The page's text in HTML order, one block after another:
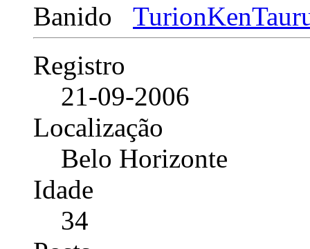
Banido
Registro
21-09-2006
Localização
Belo Horizonte
Idade
34